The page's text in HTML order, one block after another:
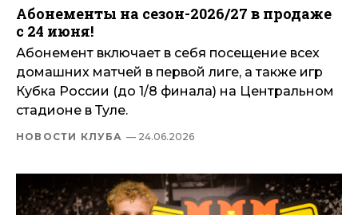
Абонементы на сезон-2026/27 в продаже
с 24 июня!
Абонемент включает в себя посещение всех
домашних матчей в первой лиге, а также игр
Кубка России (до 1/8 финала) на Центральном
стадионе в Туле.
НОВОСТИ КЛУБА — 24.06.2026